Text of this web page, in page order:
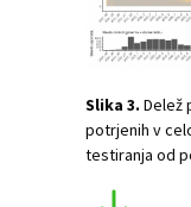
Slika 3. Delež
potrjenih v
testiranja od